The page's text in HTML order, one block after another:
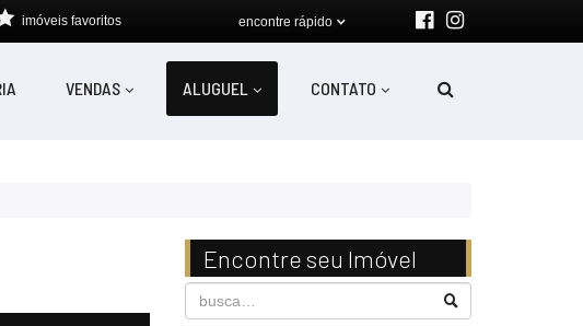
encontre rápido
imóveis favoritos
VENDAS ALUGUEL CONTATO
Encontre seu Imóvel